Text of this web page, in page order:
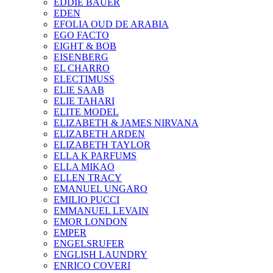
EDDIE BAUER
EDEN
EFOLIA OUD DE ARABIA
EGO FACTO
EIGHT & BOB
EISENBERG
EL CHARRO
ELECTIMUSS
ELIE SAAB
ELIE TAHARI
ELITE MODEL
ELIZABETH & JAMES NIRVANA
ELIZABETH ARDEN
ELIZABETH TAYLOR
ELLA K PARFUMS
ELLA MIKAO
ELLEN TRACY
EMANUEL UNGARO
EMILIO PUCCI
EMMANUEL LEVAIN
EMOR LONDON
EMPER
ENGELSRUFER
ENGLISH LAUNDRY
ENRICO COVERI